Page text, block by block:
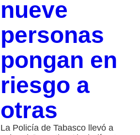
nueve
personas
pongan en
riesgo a
otras
La Policía de Tabasco llevó a